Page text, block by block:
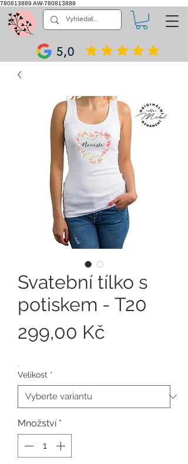
780813889 AW-780813889
5,0
Svatební tílko s
potiskem - T20
299,00 Kč
.
Velikost *
Množství *